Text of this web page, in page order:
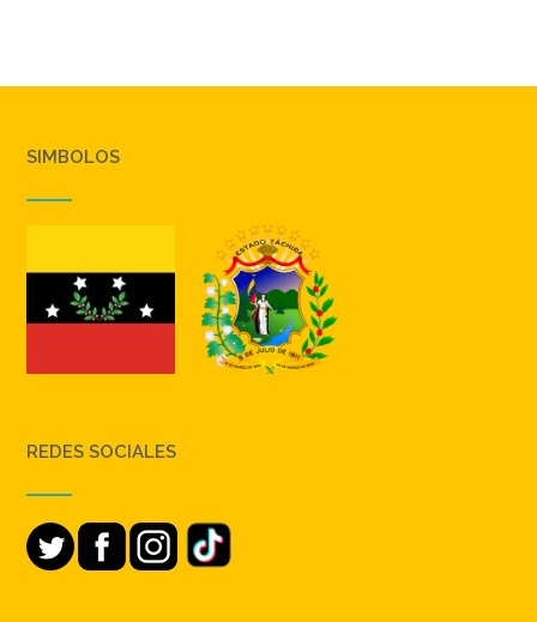
SIMBOLOS
REDES SOCIALES